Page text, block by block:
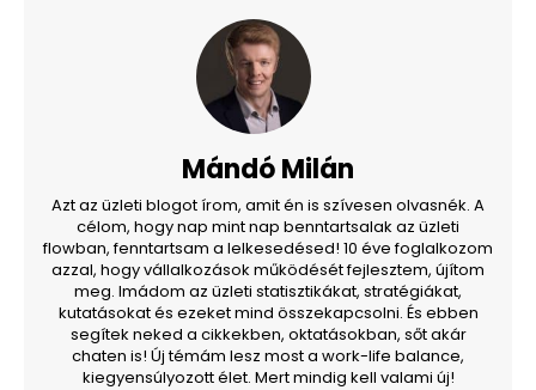
Mándó Milán
Azt az üzleti blogot írom, amit én is szívesen olvasnék. A
célom, hogy nap mint nap benntartsalak az üzleti
flowban, fenntartsam a lelkesedésed! 10 éve foglalkozom
azzal, hogy vállalkozások működését fejlesztem, újítom
meg. Imádom az üzleti statisztikákat, stratégiákat,
kutatásokat és ezeket mind összekapcsolni. És ebben
segítek neked a cikkekben, oktatásokban, sőt akár
chaten is! Új témám lesz most a work-life balance,
kiegyensúlyozott élet. Mert mindig kell valami új!